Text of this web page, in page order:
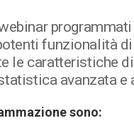
funzionalità di
le caratteristiche
avanzata e
sono: